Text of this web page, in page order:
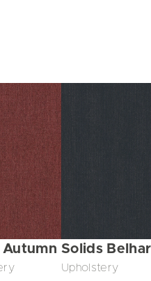
Autumn Solids
Upholstery